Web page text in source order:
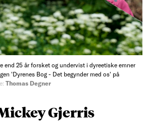
end 25 år forsket og undervist i dyreetiske emner
'Dyrenes Bog - Det begynder med os' på
Thomas Degner
Gjerris